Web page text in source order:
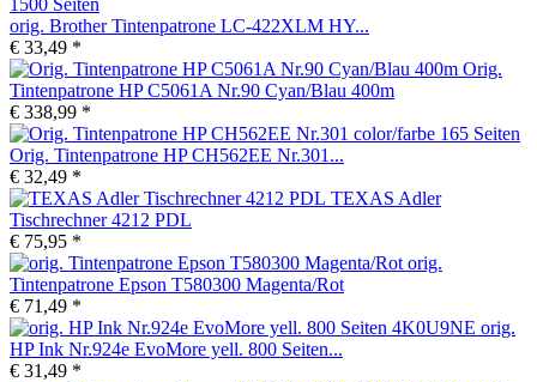
orig. Brother Tintenpatrone LC-422XLM HY...
€ 33,49 *
Orig.
Tintenpatrone HP C5061A Nr.90 Cyan/Blau 400m
€ 338,99 *
Orig. Tintenpatrone HP CH562EE Nr.301...
€ 32,49 *
TEXAS Adler
Tischrechner 4212 PDL
€ 75,95 *
orig.
Tintenpatrone Epson T580300 Magenta/Rot
€ 71,49 *
orig.
HP Ink Nr.924e EvoMore yell. 800 Seiten...
€ 31,49 *